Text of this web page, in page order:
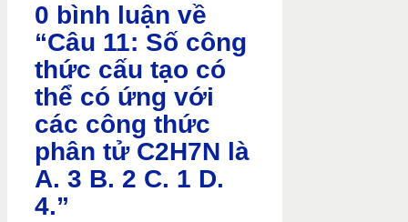
0 bình luận về
“Câu 11: Số công
thức cấu tạo có
thể có ứng với
các công thức
phân tử C2H7N là
A. 3 B. 2 C. 1 D.
4.”